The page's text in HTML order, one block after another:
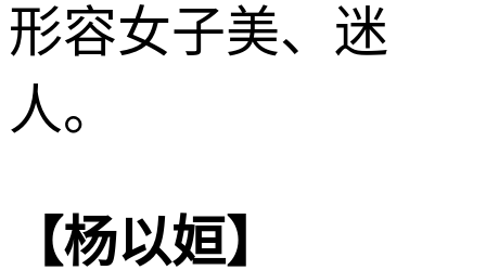
形容女子美、迷
人。
【杨以姮】